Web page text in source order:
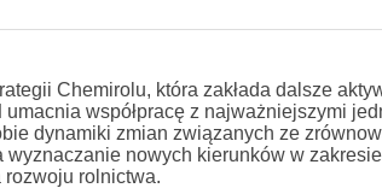
Chemirolu, która zakłada dalsze
umacnia współpracę z najważniejszymi
dynamiki zmian związanych ze
nowych kierunków w
rolnictwa.